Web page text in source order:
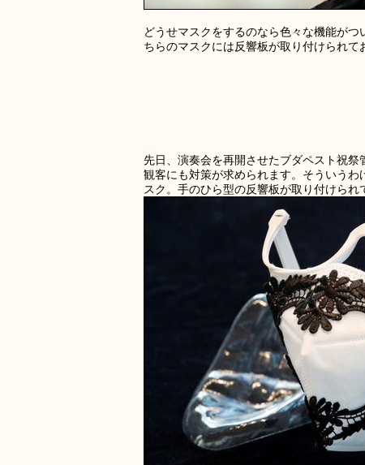
どうせマスクをするのなら色々な機能が
ちらのマスクには反響板が取り付けられて
先日、演奏会を再開させたブダペスト祝
観客にも対策が求められます。そういう
スク。手のひら型の反響板が取り付けられ